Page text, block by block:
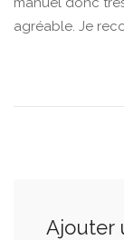
agréable. Je
Ajouter